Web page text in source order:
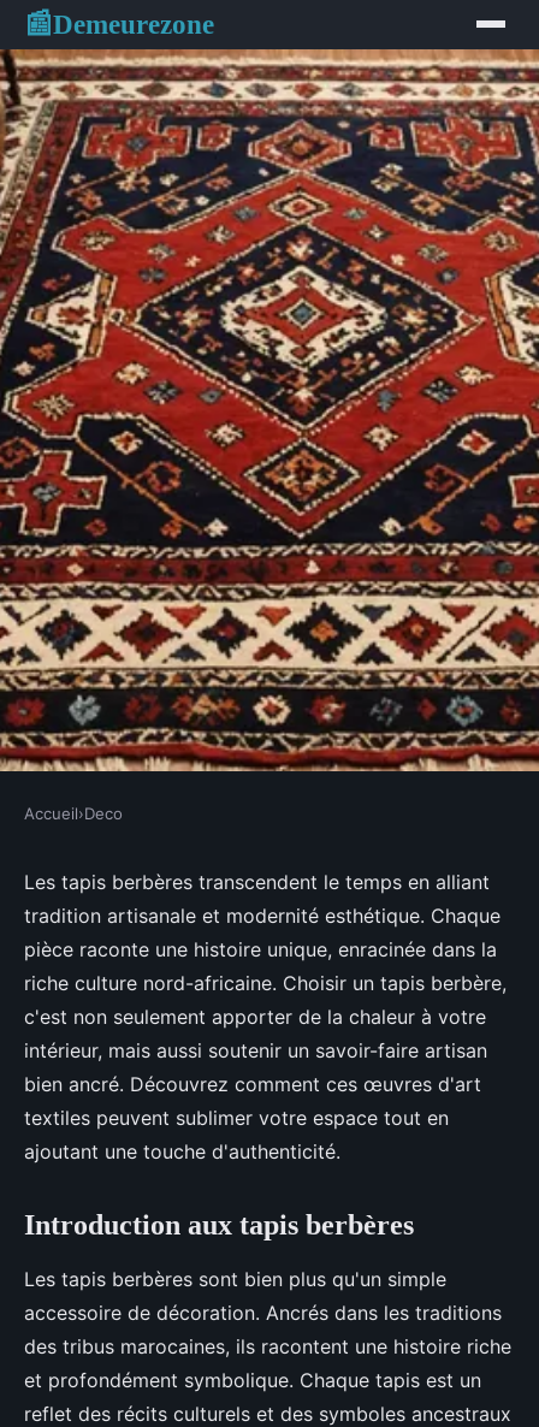
📰Demeurezone
Les tapis berbères : un mélange
de tradition et modernité
Faustine•8 mars 2025•3 min de lecture
Accueil›Deco
Les tapis berbères transcendent le temps en alliant
tradition artisanale et modernité esthétique. Chaque
pièce raconte une histoire unique, enracinée dans la
riche culture nord-africaine. Choisir un tapis berbère,
c'est non seulement apporter de la chaleur à votre
intérieur, mais aussi soutenir un savoir-faire artisan
bien ancré. Découvrez comment ces œuvres d'art
textiles peuvent sublimer votre espace tout en
ajoutant une touche d'authenticité.
Introduction aux tapis berbères
Les tapis berbères sont bien plus qu'un simple
accessoire de décoration. Ancrés dans les traditions
des tribus marocaines, ils racontent une histoire riche
et profondément symbolique. Chaque tapis est un
reflet des récits culturels et des symboles ancestraux